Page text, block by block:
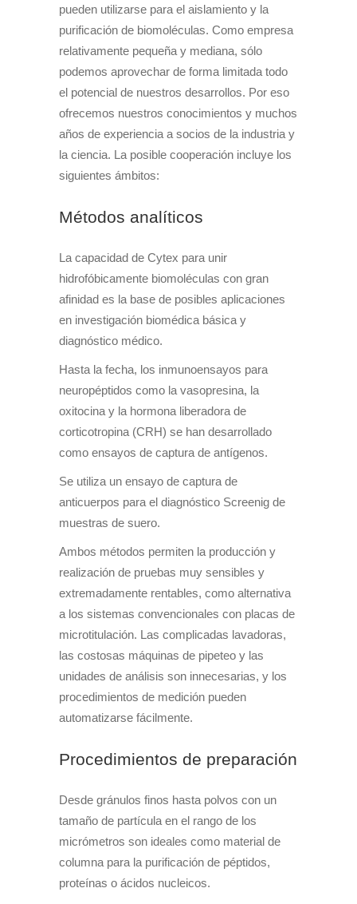
pueden utilizarse para el aislamiento y la
purificación de biomoléculas. Como empresa
relativamente pequeña y mediana, sólo
podemos aprovechar de forma limitada todo
el potencial de nuestros desarrollos. Por eso
ofrecemos nuestros conocimientos y muchos
años de experiencia a socios de la industria y
la ciencia. La posible cooperación incluye los
siguientes ámbitos:
Métodos analíticos
La capacidad de Cytex para unir
hidrofóbicamente biomoléculas con gran
afinidad es la base de posibles aplicaciones
en investigación biomédica básica y
diagnóstico médico.
Hasta la fecha, los inmunoensayos para
neuropéptidos como la vasopresina, la
oxitocina y la hormona liberadora de
corticotropina (CRH) se han desarrollado
como ensayos de captura de antígenos.
Se utiliza un ensayo de captura de
anticuerpos para el diagnóstico Screenig de
muestras de suero.
Ambos métodos permiten la producción y
realización de pruebas muy sensibles y
extremadamente rentables, como alternativa
a los sistemas convencionales con placas de
microtitulación. Las complicadas lavadoras,
las costosas máquinas de pipeteo y las
unidades de análisis son innecesarias, y los
procedimientos de medición pueden
automatizarse fácilmente.
Procedimientos de preparación
Desde gránulos finos hasta polvos con un
tamaño de partícula en el rango de los
micrómetros son ideales como material de
columna para la purificación de péptidos,
proteínas o ácidos nucleicos.